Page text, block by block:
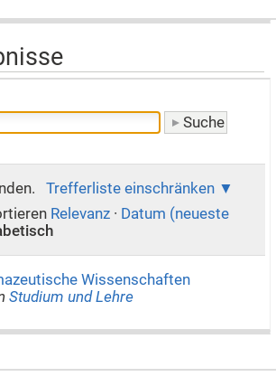
Trefferliste einschränken
Relevanz · Datum (neueste
Wissenschaften
Studium und Lehre